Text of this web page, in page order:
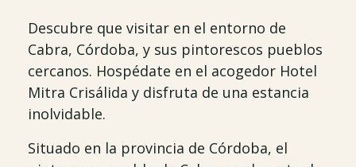
Descubre que visitar en el entorno de
Cabra, Córdoba, y sus pintorescos pueblos
cercanos. Hospédate en el acogedor Hotel
Mitra Crisálida y disfruta de una estancia
inolvidable.
Situado en la provincia de Córdoba, el